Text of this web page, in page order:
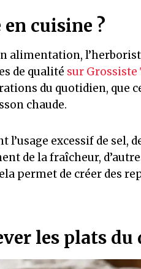
cuisine ?
alimentation,
de qualité sur Grossiste
du quotidien, que
chaude.
excessif de sel,
de la fraîcheur,
permet de créer des
les plats